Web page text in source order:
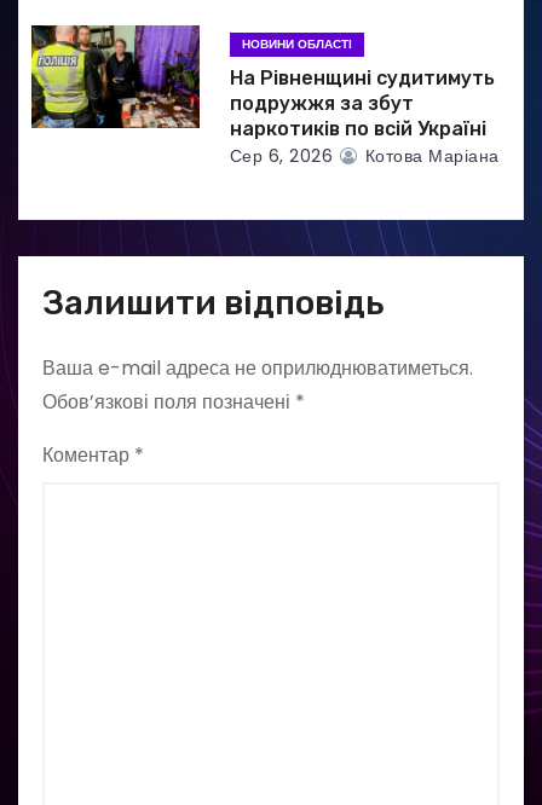
НОВИНИ ОБЛАСТІ
На Рівненщині судитимуть
подружжя за збут
наркотиків по всій Україні
Сер 6, 2026 Котова Маріана
Залишити відповідь
Ваша e-mail адреса не оприлюднюватиметься.
Обов’язкові поля позначені *
Коментар *